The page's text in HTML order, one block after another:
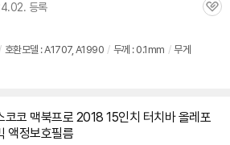
등록
관
/ 호환모델 : A1707, A1990 / 두께 : 0.1mm / 무게
코코 맥북프로 2018 15인치 터치바 올레포
액정보호필름